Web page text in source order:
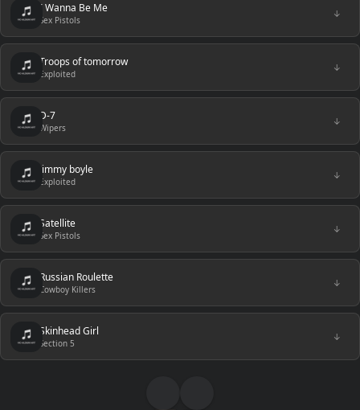
I Wanna Be Me
Sex Pistols
↓
Troops of tomorrow
Exploited
↓
D-7
Wipers
↓
Jimmy boyle
Exploited
↓
Satellite
Sex Pistols
↓
Russian Roulette
Cowboy Killers
↓
Skinhead Girl
Section 5
↓